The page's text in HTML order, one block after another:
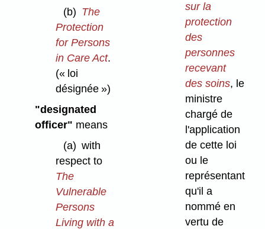
(b) The
Protection
for Persons
in Care Act.
(« loi
désignée »)
"designated
officer" means
(a) with
respect to
The
Vulnerable
Persons
Living with a
sur la
protection
des
personnes
recevant
des soins, le
ministre
chargé de
l'application
de cette loi
ou le
représentant
qu'il a
nommé en
vertu de